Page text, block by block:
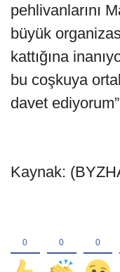
pehlivanlarını
büyük
kattığına
bu coşkuya
davet
Kaynak: